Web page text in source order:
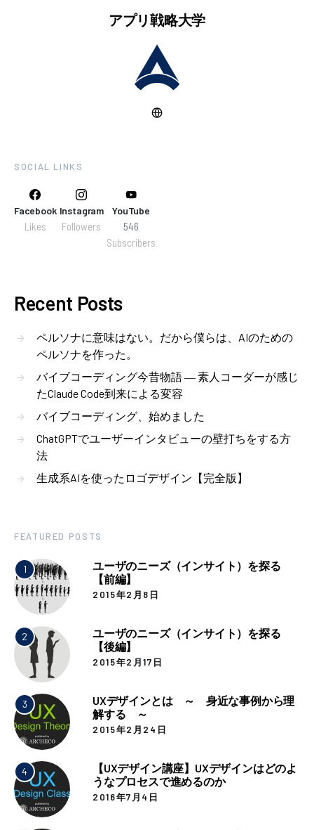
アプリ戦略大学
SOCIAL LINKS
Facebook
Likes
Instagram
Followers
YouTube
546
Subscribers
Recent Posts
ペルソナに意味はない。だから僕らは、AIのための
ペルソナを作った。
バイブコーディング今昔物語 ― 素人コーダーが感じ
たClaude Code到来による変容
バイブコーディング、始めました
ChatGPTでユーザーインタビューの壁打ちをする方
法
生成系AIを使ったロゴデザイン【完全版】
FEATURED POSTS
1
ユーザのニーズ（インサイト）を探る
【前編】
2015年2月8日
2
ユーザのニーズ（インサイト）を探る
【後編】
2015年2月17日
3
UXデザインとは ～ 身近な事例から理
解する ～
2015年2月24日
4
【UXデザイン講座】UXデザインはどのよ
うなプロセスで進めるのか
2016年7月4日